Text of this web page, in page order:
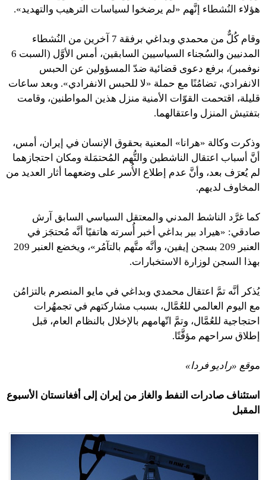
هؤلاء النُشطاء إنَّهم «لم يرضخوا لسياسات الترهيب والتهديد».
وقام كُلٌّ من محمدي وبداغي برفقة 7 آخرين من النُشطاء
المدنيين والسُجناء السياسيين السابقين، أمس الأوَّل (السبت 6
نوفمبر)، برفع دعوى قضائية ضدّ المسؤولين عن الحبس
الانفرادي، تضامُنًا مع حملة «لا للحبس الانفرادي». وبعد ساعات
قليلة، اقتحمت القوّات الأمنية منزل هذين المواطنين، وقامت
بتفتيش المنزل واعتقالهما.
وذكرت وكالة «هرانا» المعنية بحقوق الإنسان في إيران، أمس،
أنَّ أسباب اعتقال الناشطين والتُّهم المُحتمَلة ومكان احتجازهما
لم يُعرَف بعد، وأنَّ عدم إطلاع الأُسر على وضعهما أثار العديد من
المخاوف لديهم.
كما غرَّد الناشط المدني والمعتقل السياسي السابق آرش
صادقي: «هيراد بير بداغي أخبر أُسرته هاتفيًا أنَّه مُحتجَز في
العنبر 209 بسجن إيفين، وأنَّه متَّهم بالتآمُر»، ويخضع العنبر 209
بهذا السجن لوزارة الاستخبارات.
يُذكر أنَّه تمَّ اعتقال محمدي وبداغي في مايو المنصرم بالتزامُن
مع اليوم العالمي للعُمَّال، بسبب مشاركتهم في تجمهُرات
احتجاجية للعُمَّال، وتمَّ اتّهامهم بالإخلال بالنظام العام، قبل
إطلاق سراحهم مؤقَّتًا.
موقع «راديو فردا»
استئناف صادرات النفط والغاز من إيران إلى أفغانستان الأسبوع
المقبل